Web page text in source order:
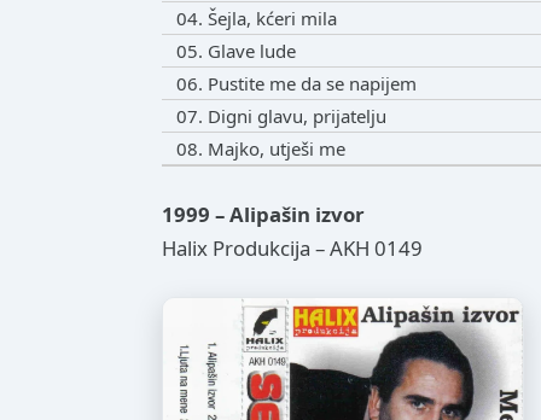
04. Šejla, kćeri mila
05. Glave lude
06. Pustite me da se napijem
07. Digni glavu, prijatelju
08. Majko, utješi me
1999 – Alipašin izvor
Halix Produkcija – AKH 0149